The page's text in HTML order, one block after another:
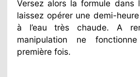
Versez alors la formule dans
laissez opérer une demi-
à l’eau très chaude. A
manipulation ne
première fois.